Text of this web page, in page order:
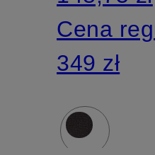
Cena
349 zł